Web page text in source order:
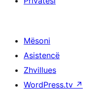
Mësoni
Asistencë
Zhvillues
WordPress.tv ↗